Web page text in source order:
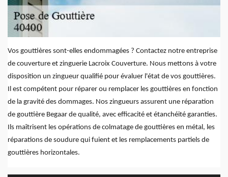
Vos gouttières sont-elles endommagées ? Contactez notre entreprise
de couverture et zinguerie Lacroix Couverture. Nous mettons à votre
disposition un zingueur qualifié pour évaluer l'état de vos gouttières.
Il est compétent pour réparer ou remplacer les gouttières en fonction
de la gravité des dommages. Nos zingueurs assurent une réparation
de gouttière Begaar de qualité, avec efficacité et étanchéité garanties.
Ils maîtrisent les opérations de colmatage de gouttières en métal, les
réparations de soudure qui fuient et les remplacements partiels de
gouttières horizontales.